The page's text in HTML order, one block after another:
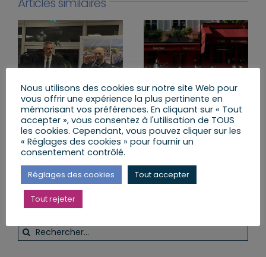
Cérémonie des vœux
au Centre Hospitalier
de Haguenau
vendredi, 10 Jan 2025
Nous ne laisserons pas
tomber les hôteliers-
restaurateurs
Rechercher:
Nous utilisons des cookies sur notre site Web pour
vous offrir une expérience la plus pertinente en
mémorisant vos préférences. En cliquant sur « Tout
accepter », vous consentez à l'utilisation de TOUS
les cookies. Cependant, vous pouvez cliquer sur les
« Réglages des cookies » pour fournir un
consentement contrôlé.
Réglages des cookies Tout accepter
Tout rejeter